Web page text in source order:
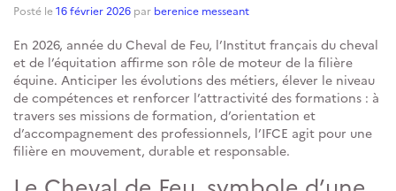
Posté le16 février 2026 par berenice messeant
En 2026, année du Cheval de Feu, l’Institut français du cheval
et de l’équitation affirme son rôle de moteur de la filière
équine. Anticiper les évolutions des métiers, élever le niveau
de compétences et renforcer l’attractivité des formations : à
travers ses missions de formation, d’orientation et
d’accompagnement des professionnels, l’IFCE agit pour une
filière en mouvement, durable et responsable.